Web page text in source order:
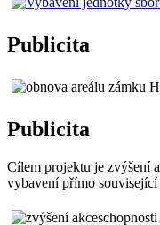
Publicita
Publicita
Cílem projektu je zvýšení
vybavení přímo